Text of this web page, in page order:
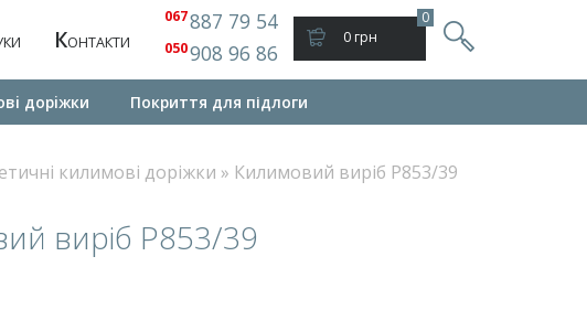
КОНТАКТИ
дорiжки Покриття для підлоги
067887 79 54
050908 96 86
0
0 грн
килимові доріжки » Килимовий виріб P853/39
виріб P853/39